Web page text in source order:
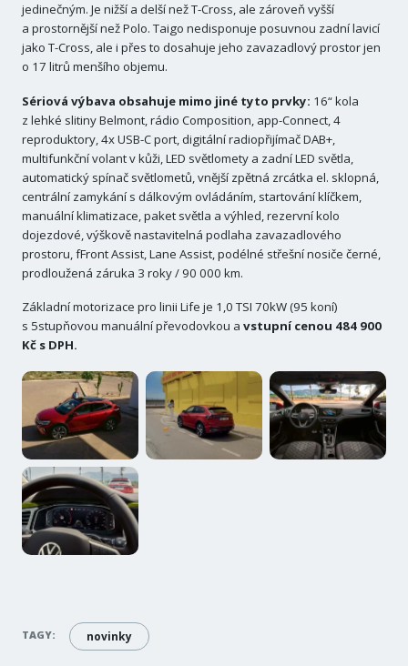
jedinečným. Je nižší a delší než T-Cross, ale zároveň vyšší
a prostornější než Polo. Taigo nedisponuje posuvnou zadní lavicí
jako T-Cross, ale i přes to dosahuje jeho zavazadlový prostor jen
o 17 litrů menšího objemu.
Sériová výbava obsahuje mimo jiné tyto prvky: 16“ kola
z lehké slitiny Belmont, rádio Composition, app-Connect, 4
reproduktory, 4x USB-C port, digitální radiopřijímač DAB+,
multifunkční volant v kůži, LED světlomety a zadní LED světla,
automatický spínač světlometů, vnější zpětná zrcátka el. sklopná,
centrální zamykání s dálkovým ovládáním, startování klíčkem,
manuální klimatizace, paket světla a výhled, rezervní kolo
dojezdové, výškově nastavitelná podlaha zavazadlového
prostoru, fFront Assist, Lane Assist, podélné střešní nosiče černé,
prodloužená záruka 3 roky / 90 000 km.
Základní motorizace pro linii Life je 1,0 TSI 70kW (95 koní)
s 5stupňovou manuální převodovkou a vstupní cenou 484 900
Kč s DPH.
TAGY: novinky